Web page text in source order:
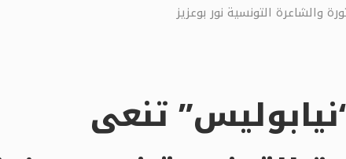
والشاعرة التونسية نور بوعزيز
تنعى